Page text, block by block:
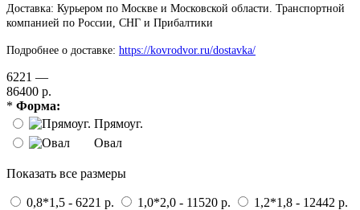
Доставка: Курьером по Москве и Московской области. Транспортной
компанией по России, СНГ и Прибалтики
Подробнее о доставке: https://kovrodvor.ru/dostavka/
6221 —
86400 р.
* Форма:
Прямоуг.
Овал
Показать все размеры
0,8*1,5 - 6221 р. 1,0*2,0 - 11520 р.
1,2*1,8 - 12442 р.